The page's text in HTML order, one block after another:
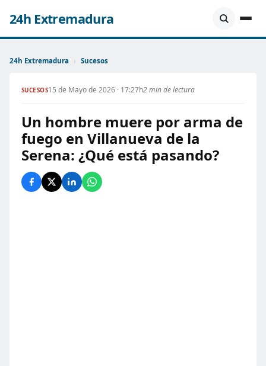
24h Extremadura
24h Extremadura › Sucesos
SUCESOS15 de Mayo de 2026 · 17:27h2 min de lectura
Un hombre muere por arma de
fuego en Villanueva de la
Serena: ¿Qué está pasando?